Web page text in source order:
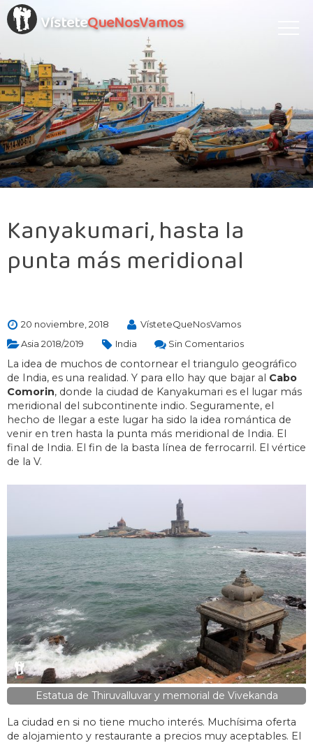
VísteteQueNosVamos
Kanyakumari, hasta la
punta más meridional
20 noviembre, 2018
VísteteQueNosVamos
Asia 2018/2019
India Sin Comentarios
La idea de muchos de contornear el triangulo geográfico
de India, es una realidad. Y para ello hay que bajar al Cabo
Comorin, donde la ciudad de Kanyakumari es el lugar más
meridional del subcontinente indio. Seguramente, el
hecho de llegar a este lugar ha sido la idea romántica de
venir en tren hasta la punta más meridional de India. El
final de India. El fin de la basta línea de ferrocarril. El vértice
de la V.
Estatua de Thiruvalluvar y memorial de Vivekanda
La ciudad en si no tiene mucho interés. Muchísima oferta
de alojamiento y restaurante a precios muy aceptables. El